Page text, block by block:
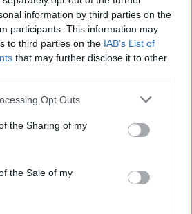
information by third parties on the
participants. This information may
to third parties on the IAB’s List of
that may further disclose it to other
Opt Outs
the Sharing of my
the Sale of my